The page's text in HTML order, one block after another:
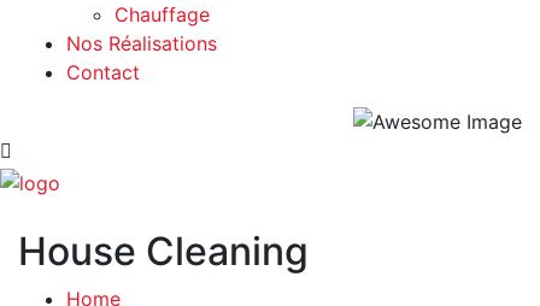
Chauffage
Nos Réalisations
Contact
House Cleaning
Home